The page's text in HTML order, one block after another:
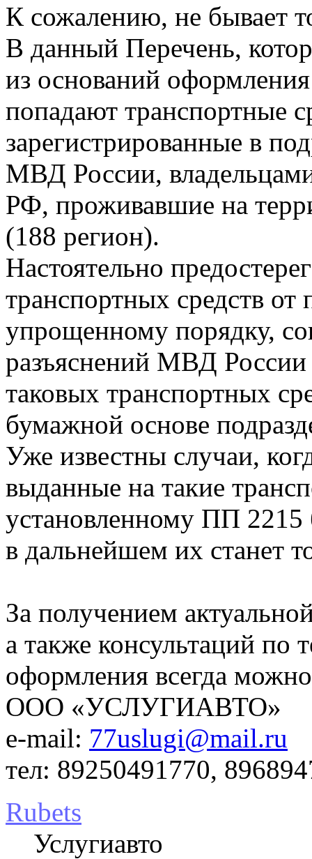
К сожалению, не бывает
В данный Перечень,
из оснований
попадают транспортные
зарегистрированные в
МВД России,
РФ, проживавшие на
(188 регион).
Настоятельно
транспортных средств
упрощенному порядку,
разъяснений МВД России
таковых транспортных
бумажной основе
Уже известны случаи,
выданные на такие
установленному ПП
в дальнейшем их станет
За получением
а также консультаций по
оформления всегда
ООО «УСЛУГИАВТО»
e-mail: 77uslugi@mail.ru
тел: 89250491770,
Rubets
Услугиавто